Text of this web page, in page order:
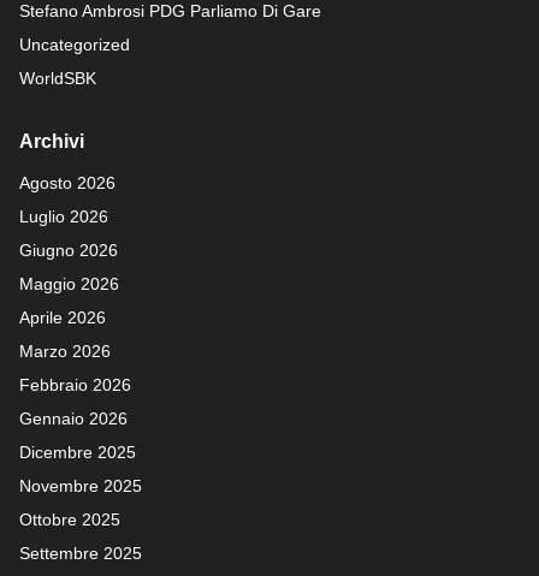
Stefano Ambrosi PDG Parliamo Di Gare
Uncategorized
WorldSBK
Archivi
Agosto 2026
Luglio 2026
Giugno 2026
Maggio 2026
Aprile 2026
Marzo 2026
Febbraio 2026
Gennaio 2026
Dicembre 2025
Novembre 2025
Ottobre 2025
Settembre 2025